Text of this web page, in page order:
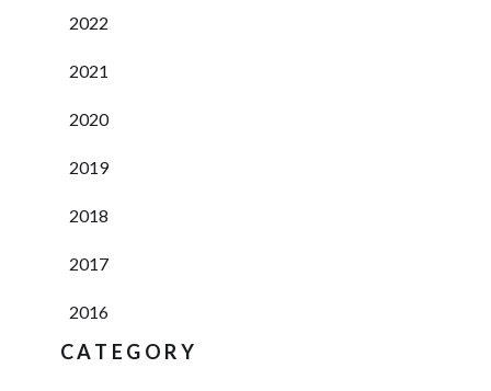
2022
2021
2020
2019
2018
2017
2016
CATEGORY